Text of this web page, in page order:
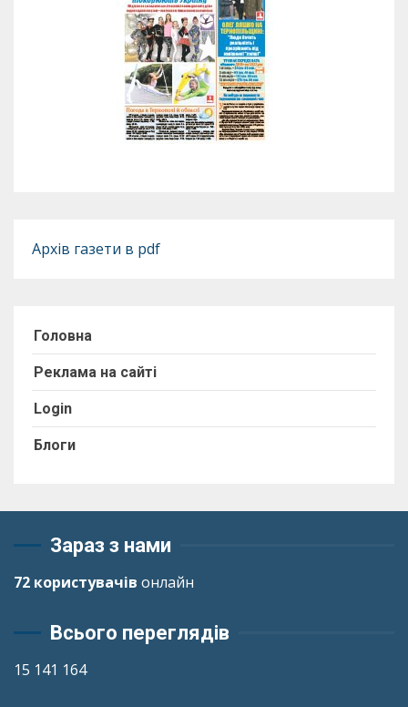
Архів газети в pdf
Головна
Реклама на сайті
Login
Блоги
Зараз з нами
72 користувачів онлайн
Всього переглядів
15 141 164